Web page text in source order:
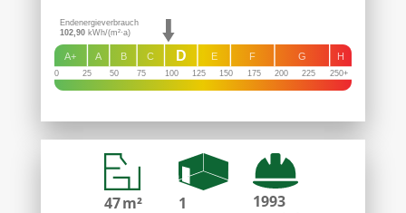
0 25 50 75 100 125 150 175 200 225 250+
H
G
F
E
C
B
A
A+ D
Endenergieverbrauch
102,90kWh/(m²·a)
47 m²
1
1993